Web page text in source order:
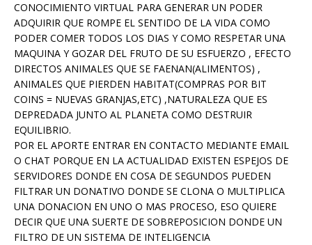
CONOCIMIENTO VIRTUAL PARA GENERAR UN PODER
ADQUIRIR QUE ROMPE EL SENTIDO DE LA VIDA COMO
PODER COMER TODOS LOS DIAS Y COMO RESPETAR UNA
MAQUINA Y GOZAR DEL FRUTO DE SU ESFUERZO , EFECTO
DIRECTOS ANIMALES QUE SE FAENAN(ALIMENTOS) ,
ANIMALES QUE PIERDEN HABITAT(COMPRAS POR BIT
COINS = NUEVAS GRANJAS,ETC) ,NATURALEZA QUE ES
DEPREDADA JUNTO AL PLANETA COMO DESTRUIR
EQUILIBRIO.
POR EL APORTE ENTRAR EN CONTACTO MEDIANTE EMAIL
O CHAT PORQUE EN LA ACTUALIDAD EXISTEN ESPEJOS DE
SERVIDORES DONDE EN COSA DE SEGUNDOS PUEDEN
FILTRAR UN DONATIVO DONDE SE CLONA O MULTIPLICA
UNA DONACION EN UNO O MAS PROCESO, ESO QUIERE
DECIR QUE UNA SUERTE DE SOBREPOSICION DONDE UN
FILTRO DE UN SISTEMA DE INTELIGENCIA